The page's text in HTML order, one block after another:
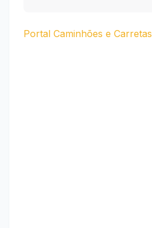
Portal Caminhões e Carretas